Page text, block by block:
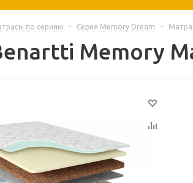
по сериям - Серия Memory Dream -
Memory